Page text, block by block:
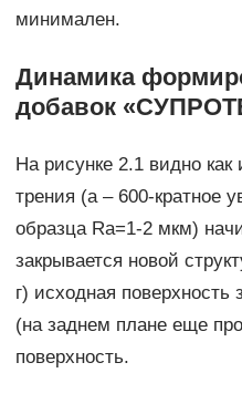
минимален.
Динамика
добавок
На рисунке 2.1 видно как
трения (а – 600-кратное
образца Ra=1-2 мкм)
закрывается новой
г) исходная поверхность
(на заднем плане еще
поверхность.